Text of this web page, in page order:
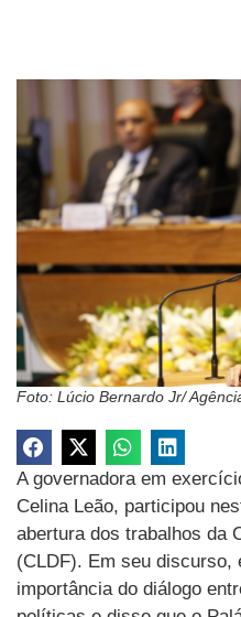
Foto: Lúcio Bernardo Jr/
A governadora em
Celina Leão, participou
abertura dos trabalhos da
(CLDF). Em seu discurso,
importância do diálogo